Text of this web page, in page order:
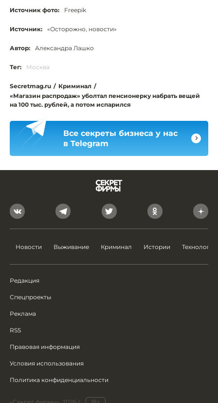
Источник фото: Freepik
Источник: «Осторожно, новости»
Автор: Александра Лашко
Тег: Москва
Secretmag.ru / Криминал /
«Магазин распродаж» уболтал пенсионерку набрать вещей
на 100 тыс. рублей, а потом испарился
Все секреты бизнеса у нас
в Telegram
Новости Выживание Криминал Истории Технологии
Редакция
Спецпроекты
Реклама
RSS
Правовая информация
Условия использования
Политика конфиденциальности